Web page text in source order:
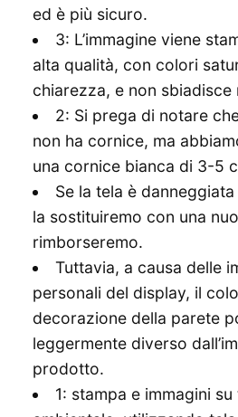
ed è più sicuro.
3: L’immagine viene
alta qualità, con colori
chiarezza, e non sbiadisce
2: Si prega di notare
non ha cornice, ma
una cornice bianca di 3-5
Se la tela è
la sostituiremo con una
rimborseremo.
Tuttavia, a causa delle
personali del display, il
decorazione della parete
leggermente diverso
prodotto.
1: stampa e immagini